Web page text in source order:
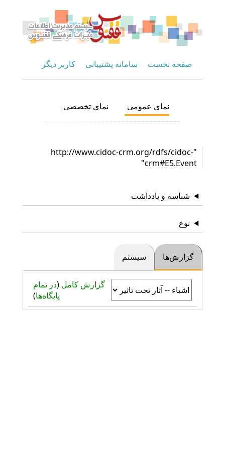
صفحه نخست سامانه پشتیبانی کاربر دیگر
نمای عمومی نمای تخصصی
"http://www.cidoc-crm.org/rdfs/cidoc-
crm#E5.Event"
شناسه و یادداشت
نوع
گزارش‌ها سیستم
گزارش کامل (در تمام
پایگاه‌ها)